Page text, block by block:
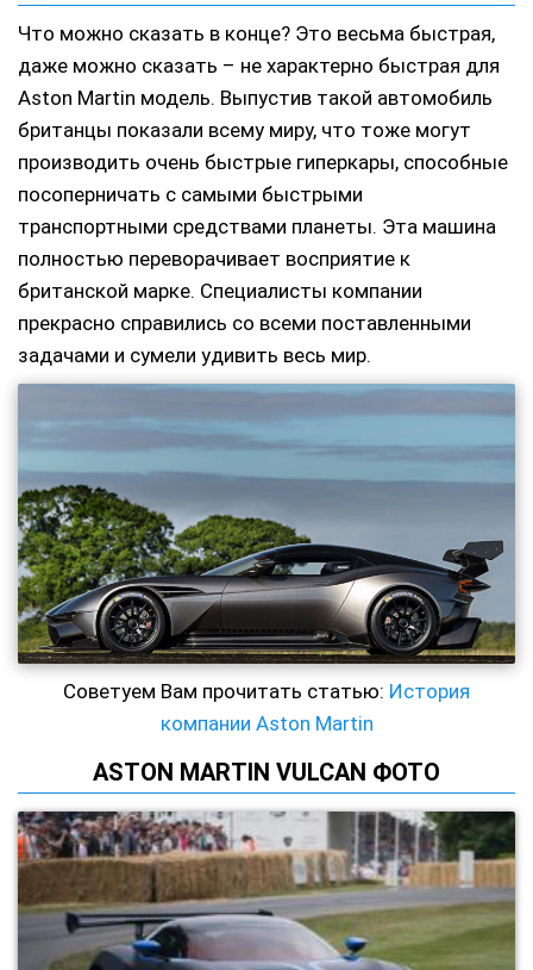
Что можно сказать в конце? Это весьма быстрая,
даже можно сказать – не характерно быстрая для
Aston Martin модель. Выпустив такой автомобиль
британцы показали всему миру, что тоже могут
производить очень быстрые гиперкары, способные
посоперничать с самыми быстрыми
транспортными средствами планеты. Эта машина
полностью переворачивает восприятие к
британской марке. Специалисты компании
прекрасно справились со всеми поставленными
задачами и сумели удивить весь мир.
Советуем Вам прочитать статью: История
компании Aston Martin
ASTON MARTIN VULCAN ФОТО